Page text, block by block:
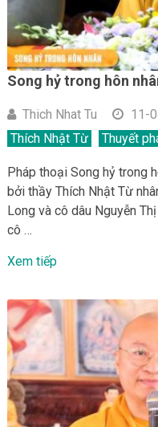
Song hỷ trong hôn
Thich Nhat Tu
11-
Thích Nhật Từ
Thuyết
Pháp thoại Song hỷ trong
bởi thầy Thích Nhật Từ
Long và cô dâu Nguyễn
cô …
Xem tiếp